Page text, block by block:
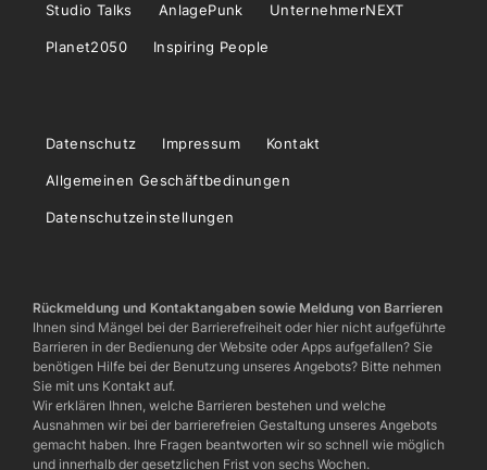
Studio Talks AnlagePunk UnternehmerNEXT
Planet2050 Inspiring People
Datenschutz Impressum Kontakt
Allgemeinen Geschäftbedinungen
Datenschutzeinstellungen
Rückmeldung und Kontaktangaben sowie Meldung von Barrieren
Ihnen sind Mängel bei der Barrierefreiheit oder hier nicht aufgeführte
Barrieren in der Bedienung der Website oder Apps aufgefallen? Sie
benötigen Hilfe bei der Benutzung unseres Angebots? Bitte nehmen
Sie mit uns Kontakt auf.
Wir erklären Ihnen, welche Barrieren bestehen und welche
Ausnahmen wir bei der barrierefreien Gestaltung unseres Angebots
gemacht haben. Ihre Fragen beantworten wir so schnell wie möglich
und innerhalb der gesetzlichen Frist von sechs Wochen.